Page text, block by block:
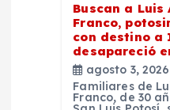
Buscan a Luis
Franco,
con destino a
desapareció
agosto 3, 2026
Familiares de
Franco, de 30